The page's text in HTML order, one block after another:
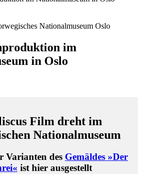
im
in Oslo
Film dreht im
Nationalmuseum
Varianten des Gemäldes »Der
ist hier ausgestellt